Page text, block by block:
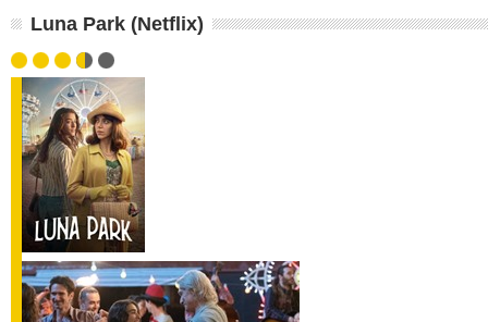
Luna Park (Netflix)